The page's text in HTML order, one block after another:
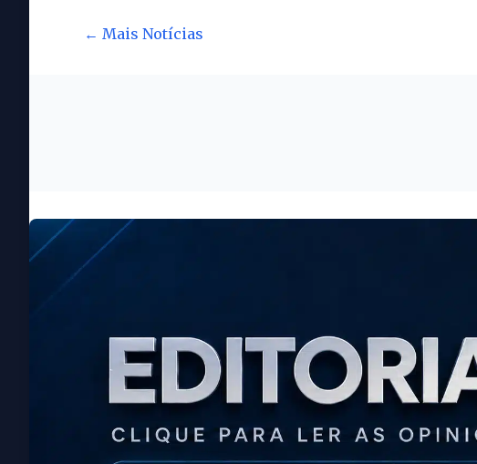
← Mais Notícias